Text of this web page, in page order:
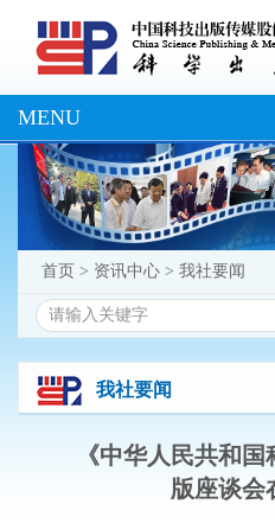
MENU
首页 > 资讯中心 > 我社要闻
我社要闻
《中华人民共和
版座谈会